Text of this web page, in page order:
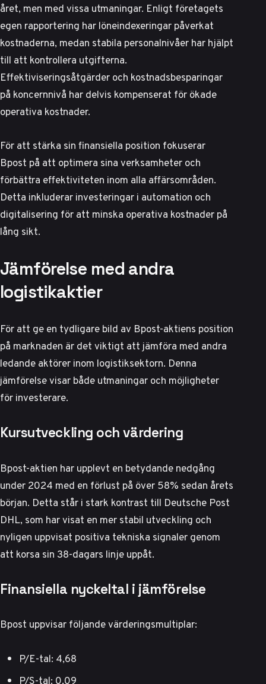
året, men med vissa utmaningar. Enligt företagets
egen rapportering har löneindexeringar påverkat
kostnaderna, medan stabila personalnivåer har hjälpt
till att kontrollera utgifterna.
Effektiviseringsåtgärder och kostnadsbesparingar
på koncernnivå har delvis kompenserat för ökade
operativa kostnader.
För att stärka sin finansiella position fokuserar
Bpost på att optimera sina verksamheter och
förbättra effektiviteten inom alla affärsområden.
Detta inkluderar investeringar i automation och
digitalisering för att minska operativa kostnader på
lång sikt.
Jämförelse med andra
logistikaktier
För att ge en tydligare bild av Bpost-aktiens position
på marknaden är det viktigt att jämföra med andra
ledande aktörer inom logistiksektorn. Denna
jämförelse visar både utmaningar och möjligheter
för investerare.
Kursutveckling och värdering
Bpost-aktien har upplevt en betydande nedgång
under 2024 med en förlust på över 58% sedan årets
början. Detta står i stark kontrast till Deutsche Post
DHL, som har visat en mer stabil utveckling och
nyligen uppvisat positiva tekniska signaler genom
att korsa sin 38-dagars linje uppåt.
Finansiella nyckeltal i jämförelse
Bpost uppvisar följande värderingsmultiplar:
P/E-tal: 4,68
P/S-tal: 0,09